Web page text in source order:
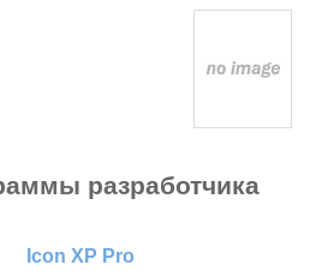
разработчика
Icon XP Pro